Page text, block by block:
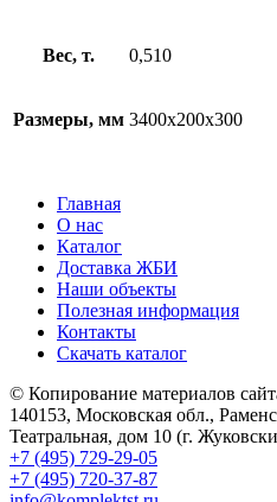
Вес, т. 0,510
Размеры, мм 3400x200x300
Главная
О нас
Каталог
Доставка ЖБИ
Наши объекты
Полезная информация
Контакты
Скачать каталог
© Копирование материалов
140153, Московская обл.,
Театральная, дом 10 (г.
+7 (495) 729-29-05
+7 (495) 720-37-87